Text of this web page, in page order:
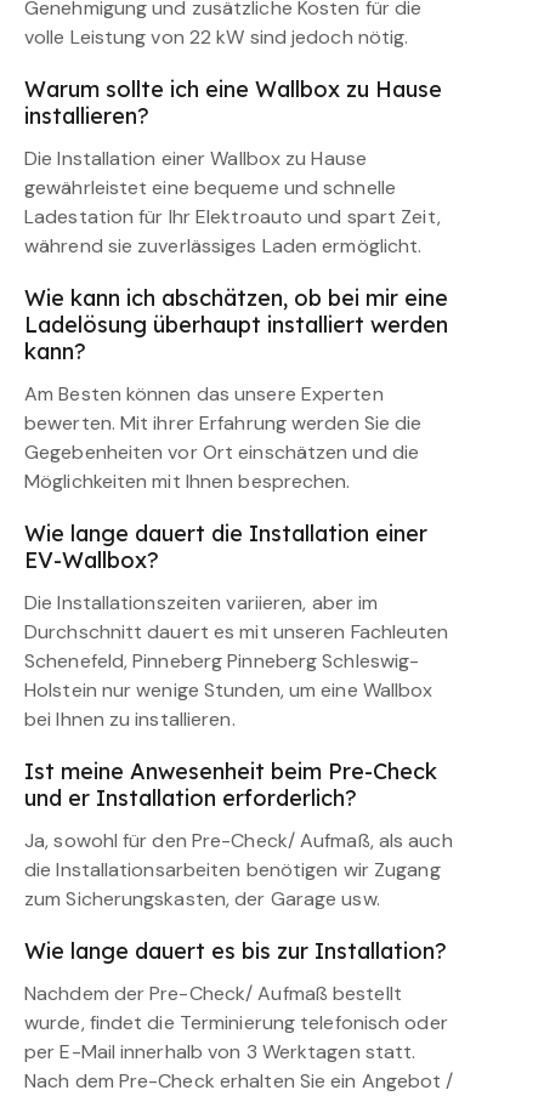
Genehmigung und zusätzliche Kosten für die
volle Leistung von 22 kW sind jedoch nötig.
Warum sollte ich eine Wallbox zu Hause
installieren?
Die Installation einer Wallbox zu Hause
gewährleistet eine bequeme und schnelle
Ladestation für Ihr Elektroauto und spart Zeit,
während sie zuverlässiges Laden ermöglicht.
Wie kann ich abschätzen, ob bei mir eine
Ladelösung überhaupt installiert werden
kann?
Am Besten können das unsere Experten
bewerten. Mit ihrer Erfahrung werden Sie die
Gegebenheiten vor Ort einschätzen und die
Möglichkeiten mit Ihnen besprechen.
Wie lange dauert die Installation einer
EV-Wallbox?
Die Installationszeiten variieren, aber im
Durchschnitt dauert es mit unseren Fachleuten
Schenefeld, Pinneberg Pinneberg Schleswig-
Holstein nur wenige Stunden, um eine Wallbox
bei Ihnen zu installieren.
Ist meine Anwesenheit beim Pre-Check
und er Installation erforderlich?
Ja, sowohl für den Pre-Check/ Aufmaß, als auch
die Installationsarbeiten benötigen wir Zugang
zum Sicherungskasten, der Garage usw.
Wie lange dauert es bis zur Installation?
Nachdem der Pre-Check/ Aufmaß bestellt
wurde, findet die Terminierung telefonisch oder
per E-Mail innerhalb von 3 Werktagen statt.
Nach dem Pre-Check erhalten Sie ein Angebot /